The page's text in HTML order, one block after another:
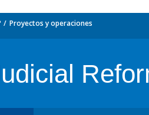
Proyectos y operaciones